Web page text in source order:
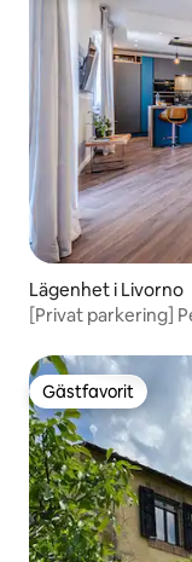
Lägenhet i Livorno
[Privat parkering]
Gästfavorit
Gästfavorit